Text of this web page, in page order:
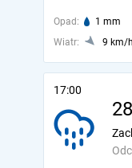
Opad: 1 mm
Wiatr:
9 km/h
17:00